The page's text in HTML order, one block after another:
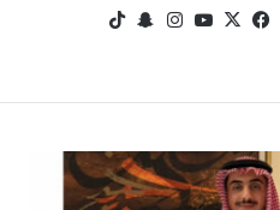
مو
ب
في ‫X
‫You انس سنا
ت